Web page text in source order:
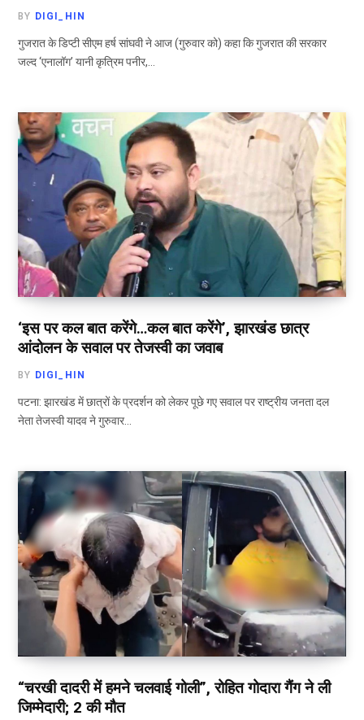
BY DIGI_HIN
गुजरात के डिप्टी सीएम हर्ष सांघवी ने आज (गुरुवार को) कहा कि गुजरात की सरकार
जल्द ‘एनालॉग’ यानी कृत्रिम पनीर,…
‘इस पर कल बात करेंगे…कल बात करेंगे’, झारखंड छात्र
आंदोलन के सवाल पर तेजस्वी का जवाब
BY DIGI_HIN
पटना: झारखंड में छात्रों के प्रदर्शन को लेकर पूछे गए सवाल पर राष्ट्रीय जनता दल
नेता तेजस्वी यादव ने गुरुवार…
“चरखी दादरी में हमने चलवाई गोली”, रोहित गोदारा गैंग ने ली
जिम्मेदारी; 2 की मौत